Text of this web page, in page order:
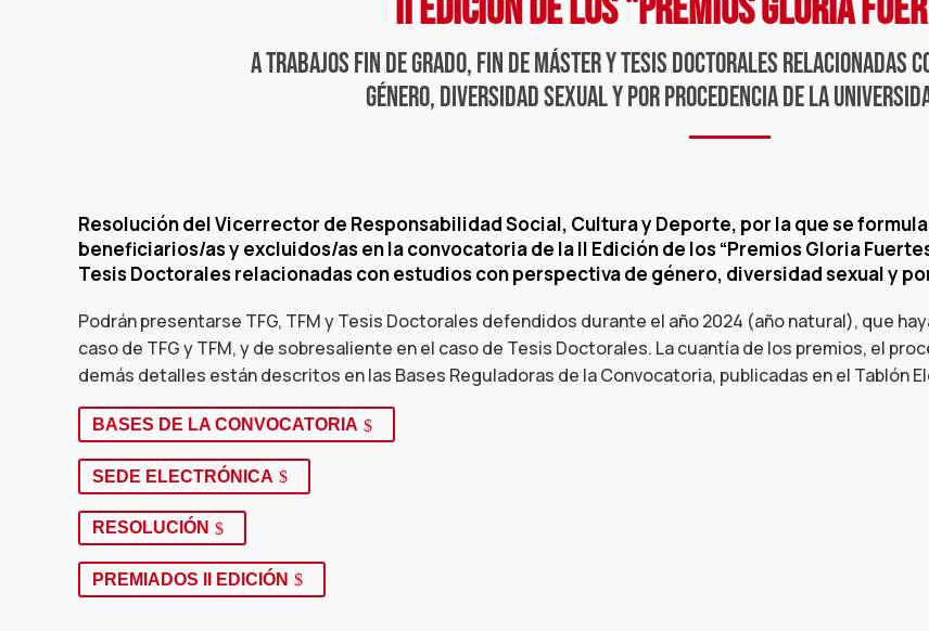
a trabajos fin de grado, fin de máster y tesis doctorales relacionadas
género, diversidad sexual y por procedencia de la
Resolución del Vicerrector de Responsabilidad Social, Cultura y Deporte, por la que se
beneficiarios/as y excluidos/as en la convocatoria de la II Edición de los “Premios Gloria
Tesis Doctorales relacionadas con estudios con perspectiva de género, diversidad sexual y
Podrán presentarse TFG, TFM y Tesis Doctorales defendidos durante el año 2024 (año natural), que
caso de TFG y TFM, y de sobresaliente en el caso de Tesis Doctorales. La cuantía de los premios, el
demás detalles están descritos en las Bases Reguladoras de la Convocatoria, publicadas en el Tablón
BASES DE LA CONVOCATORIA
SEDE ELECTRÓNICA
RESOLUCIÓN
PREMIADOS II EDICIÓN